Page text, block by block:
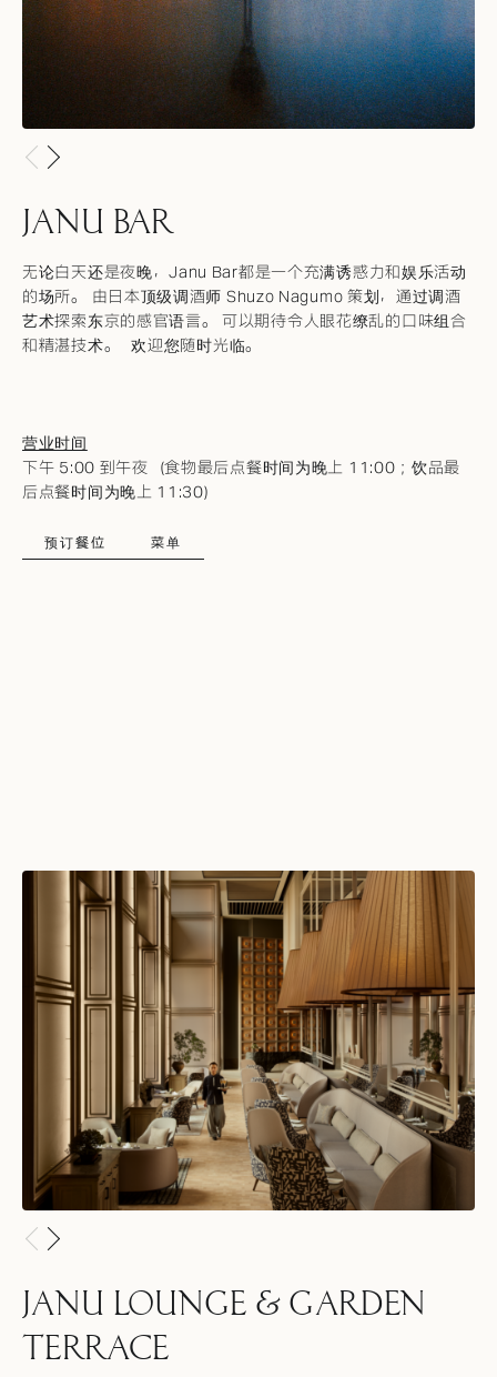
JANU BAR
无论白天还是夜晚，Janu Bar都是一个充满诱惑力和娱乐活动
的场所。 由日本顶级调酒师 Shuzo Nagumo 策划，通过调酒
艺术探索东京的感官语言。 可以期待令人眼花缭乱的口味组合
和精湛技术。
欢迎您随时光临。
营业时间
下午 5:00 到午夜（食物最后点餐时间为晚上 11:00；饮品最
后点餐时间为晚上 11:30）
预订餐位 菜单
JANU LOUNGE & GARDEN
TERRACE